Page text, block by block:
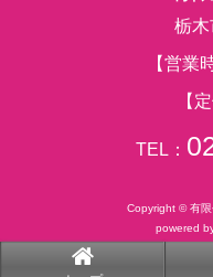
栃木
【営業
【
TEL：
Copyright © 有
powered